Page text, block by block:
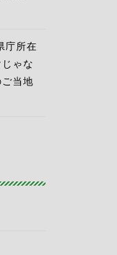
庁所在
ゃな
当地